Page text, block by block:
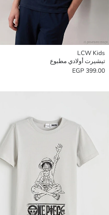
LCW Kids
تيشيرت أولادي مطبوع
399.00 EGP